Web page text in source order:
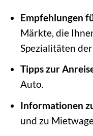
Empfehlungen
Märkte, die
Spezialitäten
Tipps zur
Auto.
Informationen
und zu